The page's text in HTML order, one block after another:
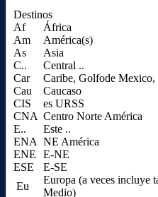
Destinos
Af
África
Am
América(s)
As
Asia
C..
Central ..
Car
Caribe, Golfode Mexico,
Cau
Caucaso
CIS
es URSS
CNA Centro Norte América
E..
Este ..
ENA NE América
ENE
E-NE
ESE
E-SE
Eu
Europa (a veces incluye
Medio)